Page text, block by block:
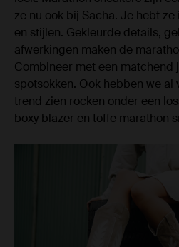
ze nu ook bij Sacha. Je hebt
en stijlen. Gekleurde details,
afwerkingen maken de
Combineer met een matchend
spotsokken. Ook hebben we
trend zien rocken onder een
boxy blazer en toffe marathon